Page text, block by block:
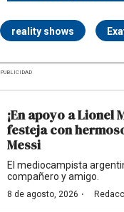
reality shows
PUBLICIDAD
¡En apoyo a Lionel
festeja con
Messi
El mediocampista
compañero y amigo.
8 de agosto, 2026 ·